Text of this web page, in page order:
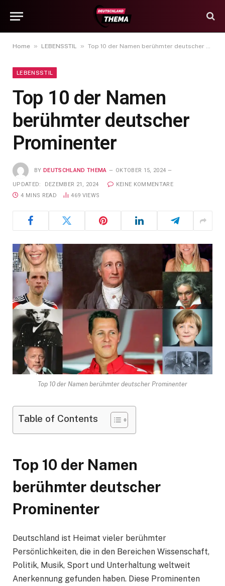
Home » LEBENSSTIL » Top 10 der Namen berühmter deutscher Prominenter
LEBENSSTIL
Top 10 der Namen
berühmter deutscher
Prominenter
BY DEUTSCHLAND THEMA OKTOBER 15, 2024
UPDATED: DEZEMBER 21, 2024
KEINE KOMMENTARE
4 MINS READ
469 VIEWS
Top 10 der Namen berühmter deutscher Prominenter
Table of Contents
Top 10 der Namen
berühmter deutscher
Prominenter
Deutschland ist Heimat vieler berühmter
Persönlichkeiten, die in den Bereichen Wissenschaft,
Politik, Musik, Sport und Unterhaltung weltweit
Anerkennung gefunden haben. Diese Prominenten